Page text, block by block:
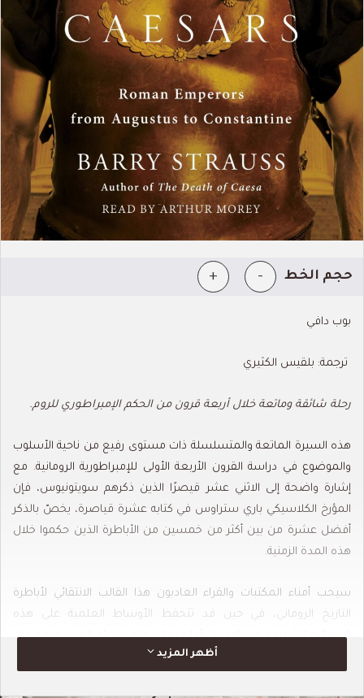
حجم الخط -
+
بوب دافي
ترجمة: بلقيس الكثيري
رحلة شائقة وماتعة خلال أربعة قرون من الحكم الإمبراطوري للروم.
هذه السيرة الماتعة والمتسلسلة ذات مستوى رفيع من ناحية الأسلوب
والموضوع في دراسة القرون الأربعة الأولى للإمبراطورية الرومانية. مع
إشارة واضحة إلى الاثني عشر قيصرًا الذين ذكرهم سويتونيوس، فإن
المؤرخ الكلاسيكي باري ستراوس في كتابه عشرة قياصرة، يخصّ بالذكر
أفضل عشرة من بين أكثر من خمسين من الأباطرة الذين حكموا خلال
هذه المدة الزمنية.
سيحب أمناء المكتبات والقراء العاديون هذا القالب الانتقائي لأباطرة
التاريخ الروماني، في حين قد تتحفظ الأوساط العلمية على هذه
الانتقائية الشديدة في الاختيار. أما فيما يتعلق بالفئة المستهدفة فإن
كتاب عشرة قياصرة مع ثغراته، والنقص النسبي في السياق على
أظهر المزيد